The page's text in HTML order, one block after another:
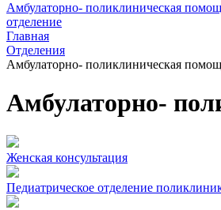
Амбулаторно- поликлиническая
отделение
Главная
Отделения
Амбулаторно- поликлиническая
Амбулаторно-
Женская консультация
Педиатрическое отделение